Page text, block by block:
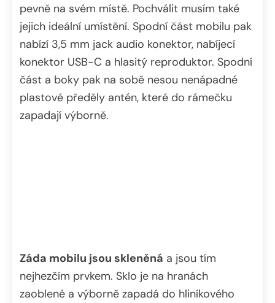
pevně na svém místě. Pochválit musím také
jejich ideální umístění. Spodní část mobilu pak
nabízí 3,5 mm jack audio konektor, nabíjecí
konektor USB-C a hlasitý reproduktor. Spodní
část a boky pak na sobě nesou nenápadné
plastové předěly antén, které do rámečku
zapadají výborně.
Záda mobilu jsou skleněná a jsou tím
nejhezčím prvkem. Sklo je na hranách
zaoblené a výborně zapadá do hliníkového